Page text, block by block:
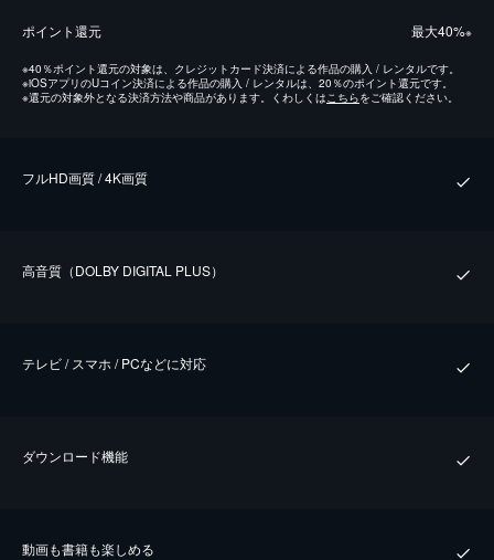
ポイント還元 最⼤40%※
※40％ポイント還元の対象は、クレジットカード決済による作品の購入 / レンタルです。
※iOSアプリのUコイン決済による作品の購入 / レンタルは、20％のポイント還元です。
※還元の対象外となる決済方法や商品があります。くわしくはこちらをご確認ください。
フルHD画質 / 4K画質
⾼⾳質（DOLBY DIGITAL PLUS）
テレビ / スマホ / PCなどに対応
ダウンロード機能
動画も書籍も楽しめる